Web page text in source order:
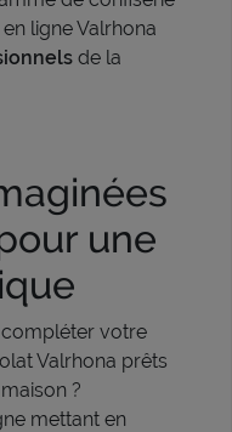
ligne Valrhona
de la
une
votre
Valrhona prêts
?
mettant en